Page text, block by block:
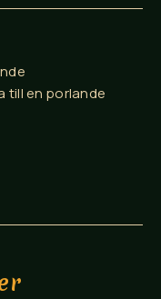
till en porlande